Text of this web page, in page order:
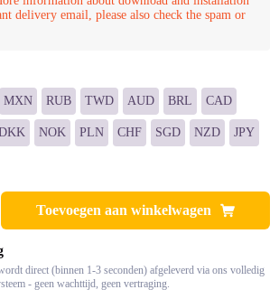
delivery email, please also check the spam or
MXN RUB TWD AUD BRL CAD
NOK PLN CHF SGD NZD JPY
Toevoegen aan winkelwagen
direct (binnen 1-3 seconden) afgeleverd via ons volledig
- geen wachttijd, geen vertraging.